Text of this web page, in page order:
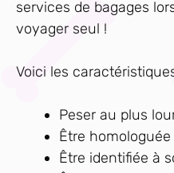
services de bagages
voyager seul !
Voici les
Peser au plus
Être homologuée
Être identifiée à